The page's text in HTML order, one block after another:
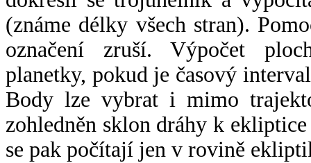
(známe délky všech stran).
označení zruší. Výpočet
planetky, pokud je časový
Body lze vybrat i mimo
zohledněn sklon dráhy k
se pak počítají jen v rovině